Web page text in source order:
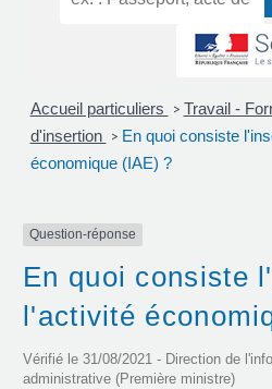
Accueil particuliers > Travail -
d'insertion > En quoi consiste
économique (IAE) ?
Question-réponse
En quoi consiste
l'activité
Vérifié le 31/08/2021 - Direction de
administrative (Première ministre)